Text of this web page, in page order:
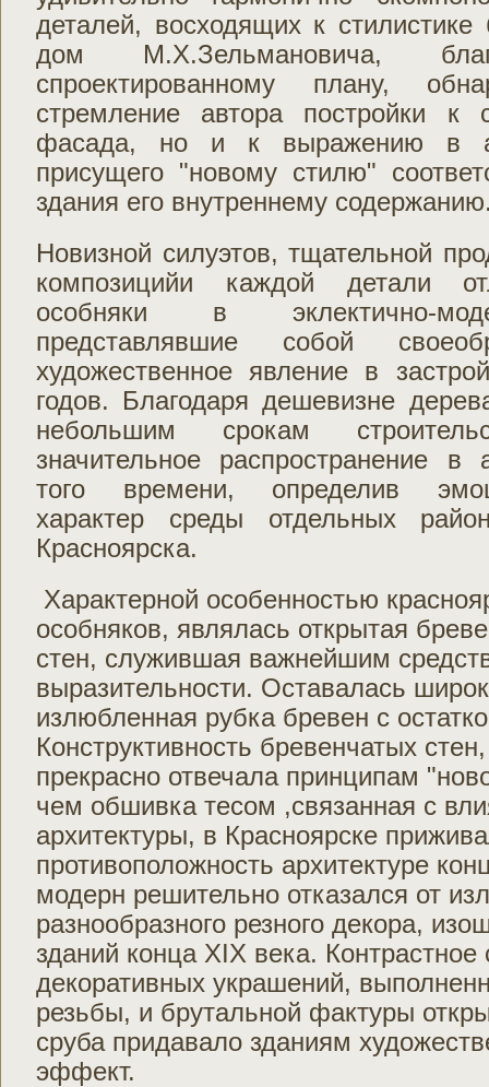
деталей, восходящих к
дом М.Х.Зельмановича,
спроектированному плану,
стремление автора постройки к
фасада, но и к выражению в
присущего "новому стилю"
здания его внутреннему
Новизной силуэтов, тщательной
композицийи каждой детали
особняки в эклектично-
представлявшие собой
художественное явление в
годов. Благодаря дешевизне
небольшим срокам
значительное распространение в
того времени, определив
характер среды отдельных
Красноярска.
Характерной особенностью
особняков, являлась открытая
стен, служившая важнейшим
выразительности. Оставалась
излюбленная рубка бревен с
Конструктивность бревенчатых
прекрасно отвечала принципам
чем обшивка тесом ,связанная с
архитектуры, в Красноярске
противоположность архитектуре
модерн решительно отказался от
разнообразного резного декора,
зданий конца XIX века.
декоративных украшений,
резьбы, и брутальной фактуры
сруба придавало зданиям
эффект.